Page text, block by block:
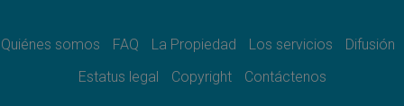
noticia para todo el Uruguay
León XIV: La revolución del Evangelio
Quiénes somos FAQ La Propiedad Los servicios
Difusión
Estatus legal
Copyright Contáctenos